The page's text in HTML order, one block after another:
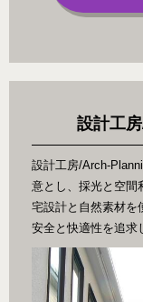
設計工
設計工房/Arch-
意とし、採光と空間
宅設計と自然素材を
安全と快適性を追求